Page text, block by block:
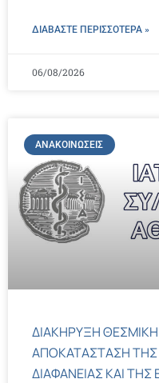
ΔΙΑΒΑΣΤΕ ΠΕΡΙΣΣΌΤΕΡΑ »
06/08/2026
ΑΝΑΚΟΙΝΏΣΕΙΣ
ΔΙΑΚΗΡΥΞΗ
ΑΠΟΚΑΤΑΣΤΑΣΗ
ΔΙΑΦΑΝΕΙΑΣ ΚΑΙ